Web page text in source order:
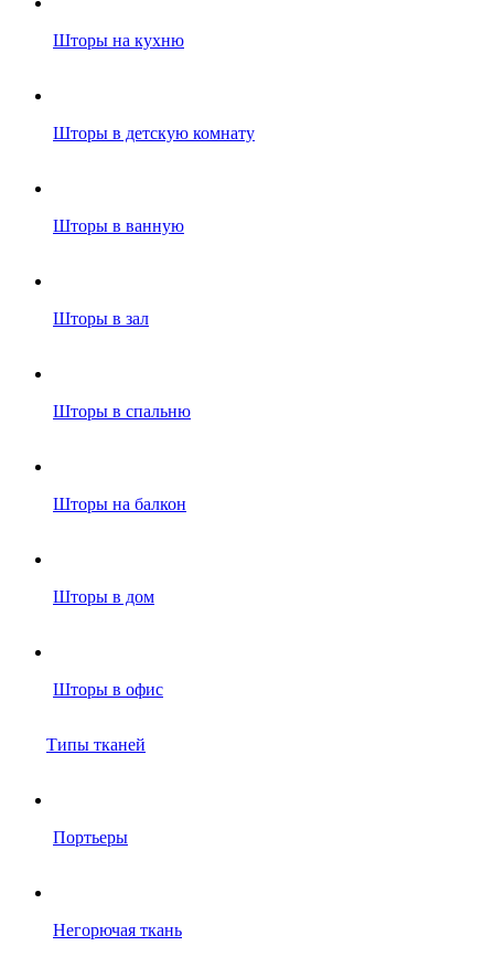
Шторы на кухню
Шторы в детскую комнату
Шторы в ванную
Шторы в зал
Шторы в спальню
Шторы на балкон
Шторы в дом
Шторы в офис
Типы тканей
Портьеры
Негорючая ткань